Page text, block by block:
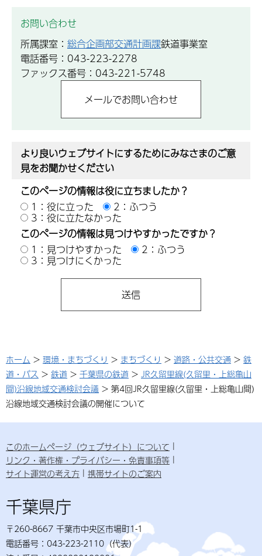
お問い合わせ
所属課室： 総合企画部交通計画課鉄道事業室
電話番号：043-223-2278
ファックス番号：043-221-5748
より良いウェブサイトにするためにみなさまのご意
見をお聞かせください
このページの情報は役に立ちましたか？
1：役に立った
2：ふつう
3：役に立たなかった
このページの情報は見つけやすかったですか？
1：見つけやすかった
2：ふつう
3：見つけにくかった
ホーム > 環境・まちづくり > まちづくり > 道路・公共交通 > 鉄
道・バス > 鉄道 > 千葉県の鉄道 > JR久留里線(久留里・上総亀山
間)沿線地域交通検討会議 > 第4回JR久留里線(久留里・上総亀山間)
沿線地域交通検討会議の開催について
このホームページ（ウェブサイト）について
リンク・著作権・プライバシー・免責事項等
サイト運営の考え方
携帯サイトのご案内
千葉県庁
〒260-8667 千葉市中央区市場町1-1
電話番号：043-223-2110（代表）